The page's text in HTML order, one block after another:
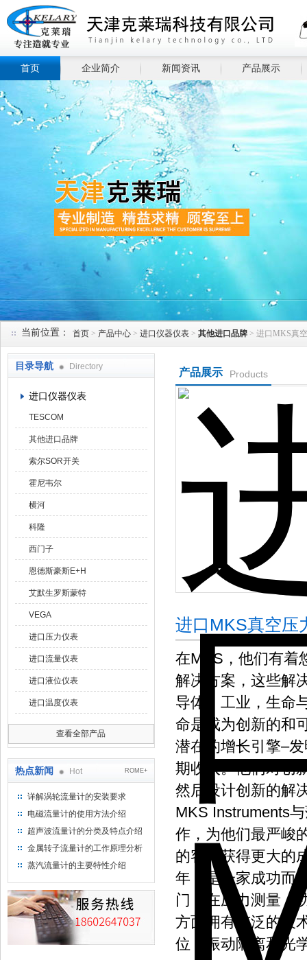
首页 企业简介 新闻资讯 产品展示
当前位置： 首页 > 产品中心 > 进口仪器仪表 > 其他进口品牌 > 进口MKS真
目录导航 Directory
进口仪器仪表
TESCOM
其他进口品牌
索尔SOR开关
霍尼韦尔
横河
科隆
西门子
恩德斯豪斯E+H
艾默生罗斯蒙特
VEGA
进口压力仪表
进口流量仪表
进口液位仪表
进口温度仪表
查看全部产品
热点新闻 Hot ROME+
详解涡轮流量计的安装要求
电磁流量计的使用方法介绍
超声波流量计的分类及特点介绍
金属转子流量计的工作原理分析
蒸汽流量计的主要特性介绍
产品展示 Products
进口MKS真空压
在MKS，他们有着
解决方案，这些解
导体，工业，生命
命是成为创新的和
潜在的增长引擎–
期收入。他们对创
然后设计创新的解
MKS Instruments
作，为他们最严峻
的客户获得更大的
年，是一家成功而
门，在压力测量，
方面拥有广泛的技
位，振动隔离和光